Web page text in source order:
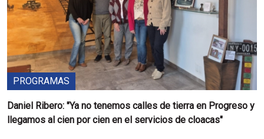
PROGRAMAS
Daniel Ribero: "Ya no tenemos calles de tierra en Progreso y
llegamos al cien por cien en el servicios de cloacas"